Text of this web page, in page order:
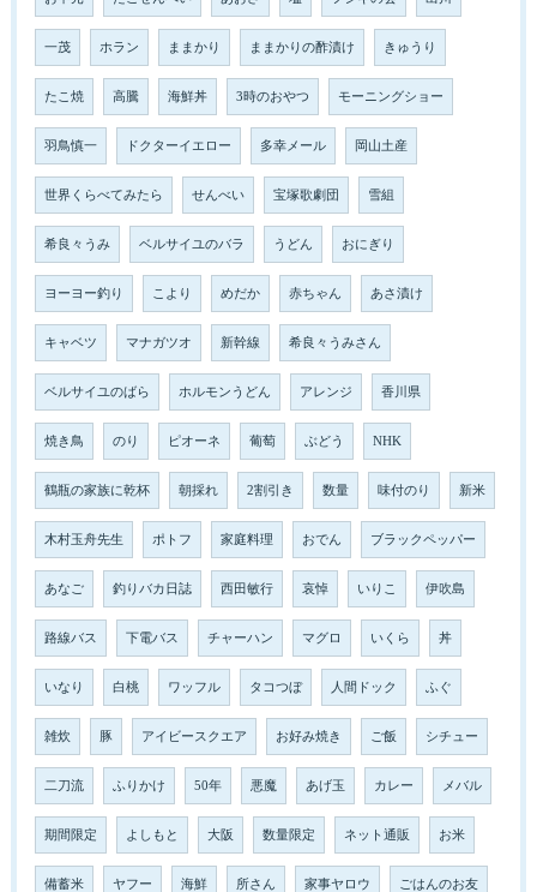
一茂 ホラン ままかり ままかりの酢漬け きゅうり
たこ焼 高騰 海鮮丼 3時のおやつ モーニングショー
羽鳥慎一 ドクターイエロー 多幸メール 岡山土産
世界くらべてみたら せんべい 宝塚歌劇団 雪組
希良々うみ ベルサイユのバラ うどん おにぎり
ヨーヨー釣り こより めだか 赤ちゃん あさ漬け
キャベツ マナガツオ 新幹線 希良々うみさん
ベルサイユのばら ホルモンうどん アレンジ 香川県
焼き鳥 のり ピオーネ 葡萄 ぶどう NHK
鶴瓶の家族に乾杯 朝採れ 2割引き 数量 味付のり 新米
木村玉舟先生 ポトフ 家庭料理 おでん ブラックペッパー
あなご 釣りバカ日誌 西田敏行 哀悼 いりこ 伊吹島
路線バス 下電バス チャーハン マグロ いくら 丼
いなり 白桃 ワッフル タコつぼ 人間ドック ふぐ
雑炊 豚 アイビースクエア お好み焼き ご飯 シチュー
二刀流 ふりかけ 50年 悪魔 あげ玉 カレー メバル
期間限定 よしもと 大阪 数量限定 ネット通販 お米
備蓄米 ヤフー 海鮮 所さん 家事ヤロウ ごはんのお友